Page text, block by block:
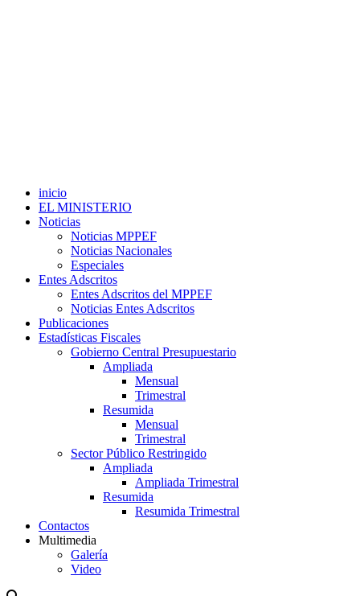
inicio
EL MINISTERIO
Noticias
Noticias MPPEF
Noticias Nacionales
Especiales
Entes Adscritos
Entes Adscritos del MPPEF
Noticias Entes Adscritos
Publicaciones
Estadísticas Fiscales
Gobierno Central Presupuestario
Ampliada
Mensual
Trimestral
Resumida
Mensual
Trimestral
Sector Público Restringido
Ampliada
Ampliada Trimestral
Resumida
Resumida Trimestral
Contactos
Multimedia
Galería
Video